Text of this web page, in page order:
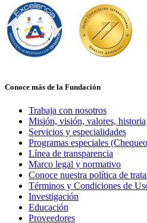
Conoce más de la Fundación
Trabaja con nosotros
Misión, visión, valores, historia
Servicios y especialidades
Programas especiales
Línea de transparencia
Marco legal y normativo
Conoce nuestra política de
Términos y Condiciones de
Investigación
Educación
Proveedores